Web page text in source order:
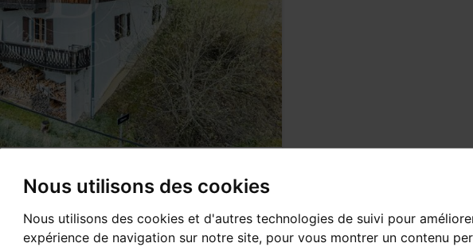
Nous utilisons des cookies
Nous utilisons des cookies et d'autres technologies de suivi pour
expérience de navigation sur notre site, pour vous montrer un contenu
527 m² 11 chambres 980 000 €